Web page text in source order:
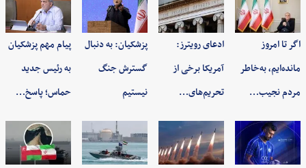
اگر تا امروز
مانده‌ایم، به‌خاطر
مردم نجیب…
ادعای رویترز:
آمریکا برخی از
تحریم‌های…
پزشکیان: به‌ دنبال
گسترش جنگ
نیستیم
پیام مهم پزشکیان
به رئیس جدید
حماس؛ پاسخ…